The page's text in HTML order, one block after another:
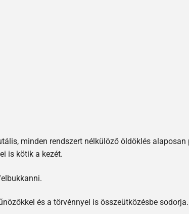
minden rendszert nélkülöző öldöklés alaposan
is kötik a kezét.
és a törvénnyel is összeütközésbe sodorja.